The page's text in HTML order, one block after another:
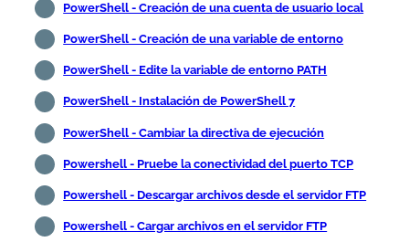
PowerShell - Creación de una cuenta de usuario local
PowerShell - Creación de una variable de entorno
PowerShell - Edite la variable de entorno PATH
PowerShell - Instalación de PowerShell 7
PowerShell - Cambiar la directiva de ejecución
Powershell - Pruebe la conectividad del puerto TCP
Powershell - Descargar archivos desde el servidor FTP
Powershell - Cargar archivos en el servidor FTP